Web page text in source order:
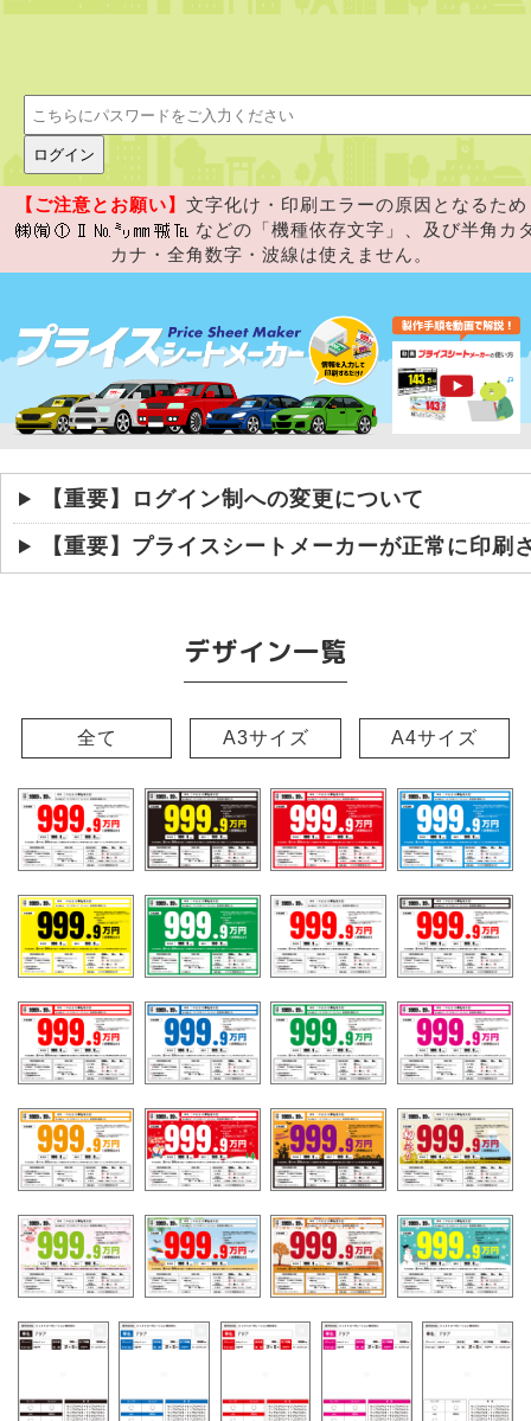
【ご注意とお願い】 文字化け・印刷エラーの原因となるため
などの「機種依存文字」、及び半角カ
カナ・全角数字・波線は使えません。
【重要】ログイン制への変更について
【重要】プライスシートメーカーが正常に印刷
デザイン一覧
全て A3サイズ A4サイズ